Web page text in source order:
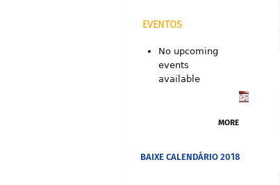
EVENTOS
No upcoming
events
available
MORE
BAIXE CALENDÁRIO 2018